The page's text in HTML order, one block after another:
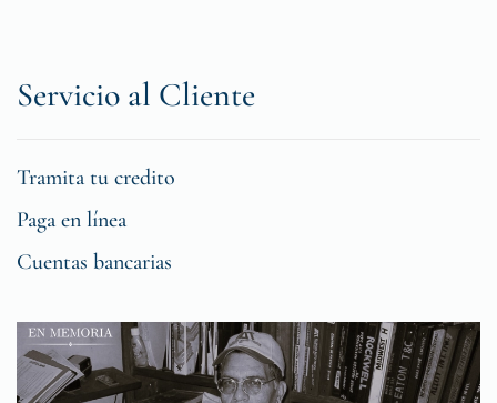
Servicio al Cliente
Tramita tu credito
Paga en línea
Cuentas bancarias